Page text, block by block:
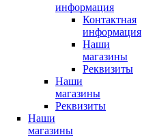
информация
Контактная
информация
Наши
магазины
Реквизиты
Наши
магазины
Реквизиты
Наши
магазины